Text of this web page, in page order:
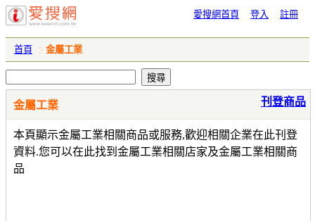
愛搜網首頁 登入 註冊
首頁 金屬工業
金屬工業
本頁顯示金屬工業相關商品或服務,歡迎相關企業在此刊登
資料.您可以在此找到金屬工業相關店家及金屬工業相關商
品
刊登商品